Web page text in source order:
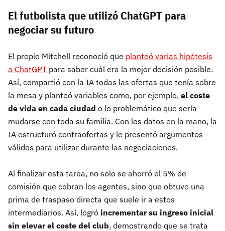
El futbolista que utilizó ChatGPT para
negociar su futuro
El propio Mitchell reconoció que planteó varias hipótesis
a ChatGPT para saber cuál era la mejor decisión posible.
Así, compartió con la IA todas las ofertas que tenía sobre
la mesa y planteó variables como, por ejemplo, el coste
de vida en cada ciudad o lo problemático que sería
mudarse con toda su familia. Con los datos en la mano, la
IA estructuró contraofertas y le presentó argumentos
válidos para utilizar durante las negociaciones.
Al finalizar esta tarea, no solo se ahorró el 5% de
comisión que cobran los agentes, sino que obtuvo una
prima de traspaso directa que suele ir a estos
intermediarios. Así, logró incrementar su ingreso inicial
sin elevar el coste del club, demostrando que se trata